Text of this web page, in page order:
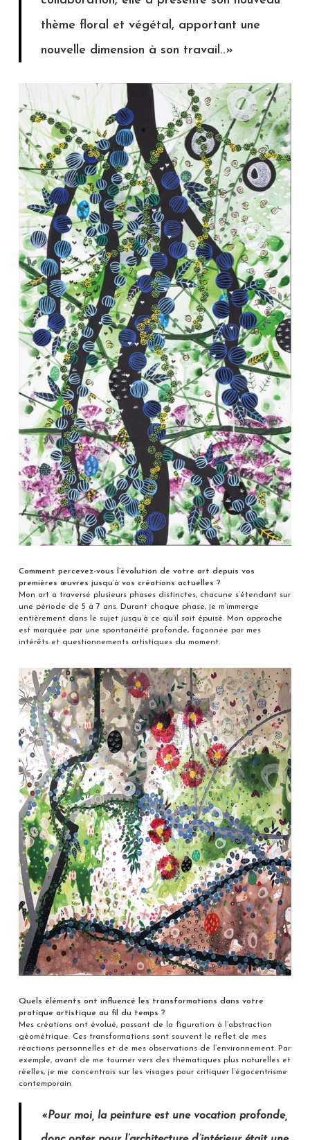
thème floral et végétal, apportant une
nouvelle dimension à son travail..»
Comment percevez-vous l’évolution de votre art depuis vos
premières œuvres jusqu’à vos créations actuelles ?
Mon art a traversé plusieurs phases distinctes, chacune s’étendant sur
une période de 5 à 7 ans. Durant chaque phase, je m’immerge
entièrement dans le sujet jusqu’à ce qu’il soit épuisé. Mon approche
est marquée par une spontanéité profonde, façonnée par mes
intérêts et questionnements artistiques du moment.
Quels éléments ont influencé les transformations dans votre
pratique artistique au fil du temps ?
Mes créations ont évolué, passant de la figuration à l’abstraction
géométrique. Ces transformations sont souvent le reflet de mes
réactions personnelles et de mes observations de l’environnement. Par
exemple, avant de me tourner vers des thématiques plus naturelles et
réelles, je me concentrais sur les visages pour critiquer l’égocentrisme
contemporain.
«Pour moi, la peinture est une vocation profonde,